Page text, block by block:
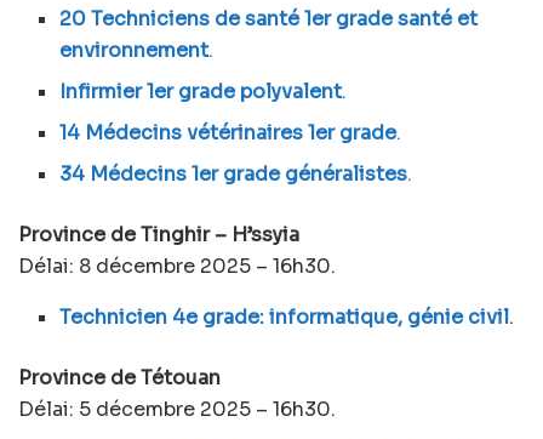
20 Techniciens de santé 1er grade santé et
environnement.
Infirmier 1er grade polyvalent.
14 Médecins vétérinaires 1er grade.
34 Médecins 1er grade généralistes.
Province de Tinghir – H’ssyia
Délai: 8 décembre 2025 – 16h30.
Technicien 4e grade: informatique, génie civil.
Province de Tétouan
Délai: 5 décembre 2025 – 16h30.